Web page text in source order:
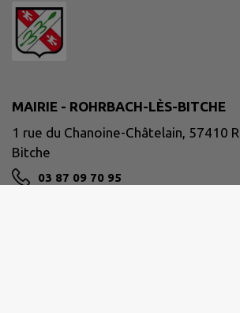
MAIRIE - ROHRBACH-LÈS-BITCHE
1 rue du Chanoine-Châtelain, 57410
Bitche
03 87 09 70 95